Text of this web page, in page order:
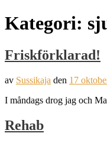
Kategori:
Friskförklarad!
av Sussikaja den 17
I måndags drog jag och
Rehab